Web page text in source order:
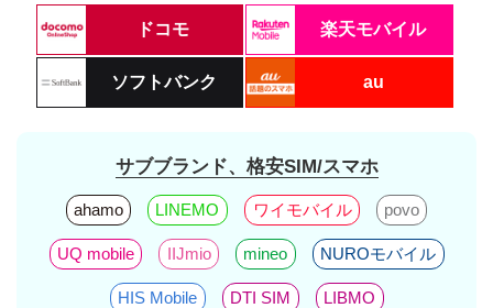
ドコモ 楽天モバイル
ソフトバンク au
サブブランド、格安SIM/スマホ
ahamo LINEMO ワイモバイル povo
UQ mobile IIJmio mineo NUROモバイル
HIS Mobile DTI SIM LIBMO